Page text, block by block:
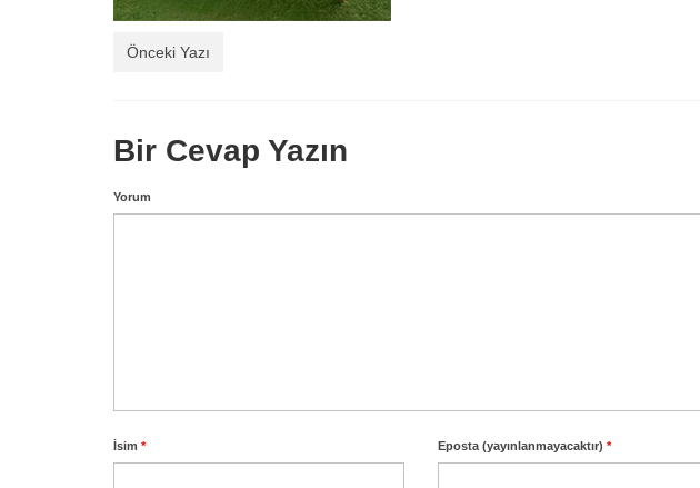
Önceki Yazı
Bir Cevap Yazın
Yorum
İsim * Eposta (yayınlanmayacaktır)*